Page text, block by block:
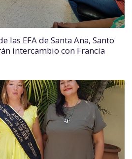
las EFA de Santa Ana, Santo
intercambio con Francia